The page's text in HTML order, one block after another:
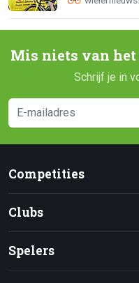
Mis niets van
Schrijf je in
Competities
Clubs
Spelers